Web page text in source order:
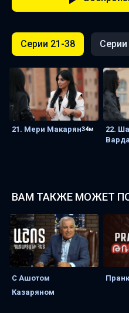
Серии 21-38
21. Мери Макарян34м
22.
ВАМ ТАКЖЕ МОЖЕТ
С Ашотом
Казаряном